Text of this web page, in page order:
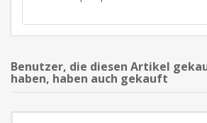
Benutzer, die diesen Artikel
haben, haben auch gekauft